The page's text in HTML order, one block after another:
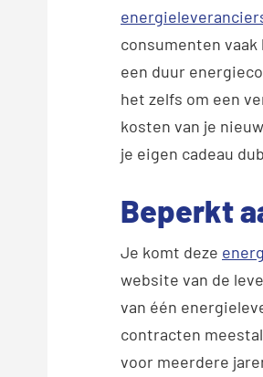
consumenten
een duur
het zelfs om een
kosten van je
je eigen cadeau
Beperkt
Je komt deze
website van de
van één
contracten
voor meerdere